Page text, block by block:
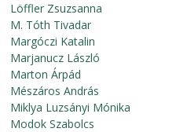
Löffler Zsuzsanna
M. Tóth Tivadar
Margóczi Katalin
Marjanucz László
Marton Árpád
Mészáros András
Miklya Luzsányi Mónika
Modok Szabolcs